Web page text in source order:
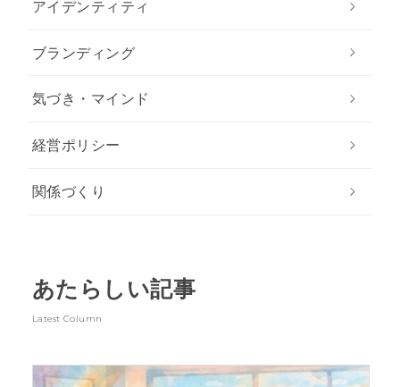
アイデンティティ
ブランディング
気づき・マインド
経営ポリシー
関係づくり
あたらしい記事
Latest Column